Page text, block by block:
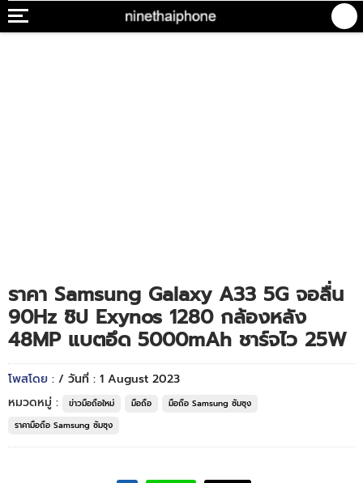
ราคา Samsung Galaxy A33 5G จอลื่น
90Hz ชิป Exynos 1280 กล้องหลัง
48MP แบตอึด 5000mAh ชาร์จไว 25W
โพสโดย : / วันที่ : 1 August 2023
หมวดหมู่ :
ข่าวมือถือใหม่ มือถือ
มือถือ Samsung ซัมซุง
ราคามือถือ Samsung ซัมซุง